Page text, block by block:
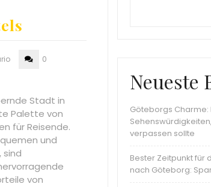
0
Stadt in
Palette von
für Reisende.
und
sind
von
Neueste
Göteborgs Charme:
verpassen sollte
Bester Zeitpunkt für
nach Göteborg: